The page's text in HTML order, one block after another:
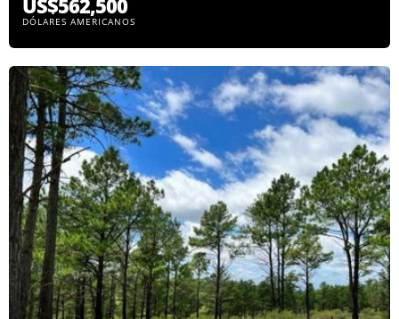
US$562,500
DÓLARES AMERICANOS